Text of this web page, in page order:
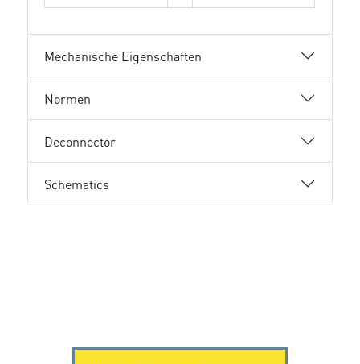
Mechanische Eigenschaften
Normen
Deconnector
Schematics